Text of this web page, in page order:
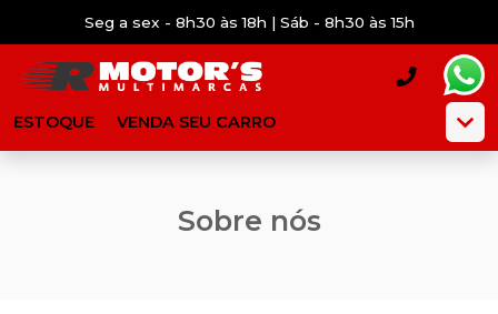
Seg a sex - 8h30 às 18h | Sáb - 8h30 às 15h
ESTOQUE VENDA SEU CARRO
Sobre nós